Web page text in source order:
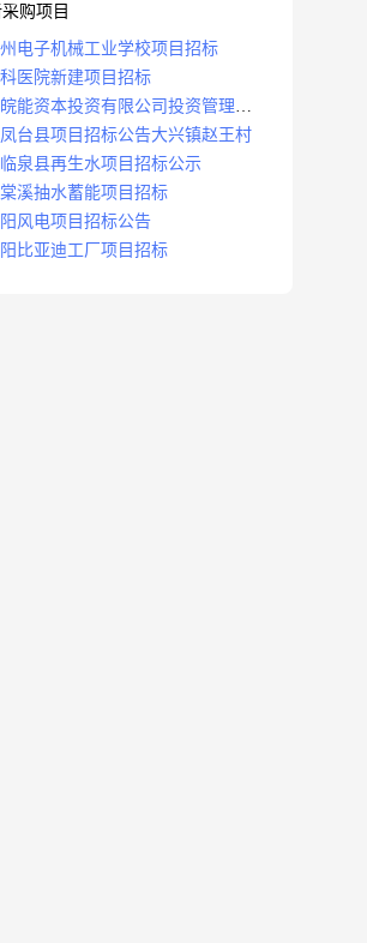
购项目
电子机械工业学校项目招标
医院新建项目招标
能资本投资有限公司投资管理系
目招标
台县项目招标公告大兴镇赵王村
泉县再生水项目招标公示
溪抽水蓄能项目招标
风电项目招标公告
比亚迪工厂项目招标